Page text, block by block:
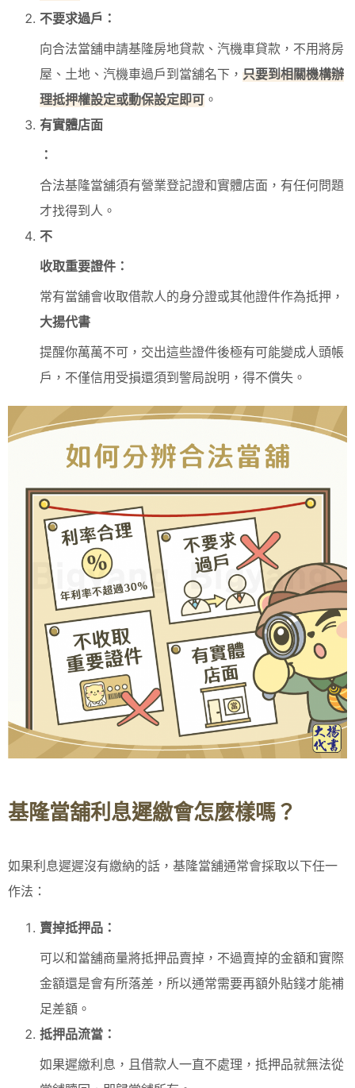
不要求過戶：
向合法當舖申請基隆房地貸款、汽機車貸款，不用將房
屋、土地、汽機車過戶到當舖名下， 只要到相關機構辦
理抵押權設定或動保設定即可 。
有實體店面
：
合法基隆當舖須有營業登記證和實體店面，有任何問題
才找得到人。
不
收取重要證件：
常有當舖會收取借款人的身分證或其他證件作為抵押，
大揚代書
提醒你萬萬不可，交出這些證件後極有可能變成人頭帳
戶，不僅信用受損還須到警局說明，得不償失。
基隆當舖利息遲繳會怎麼樣嗎？
如果利息遲遲沒有繳納的話，基隆當舖通常會採取以下任一
作法：
賣掉抵押品：
可以和當舖商量將抵押品賣掉，不過賣掉的金額和實際
金額還是會有所落差，所以通常需要再額外貼錢才能補
足差額。
抵押品流當：
如果遲繳利息，且借款人一直不處理，抵押品就無法從